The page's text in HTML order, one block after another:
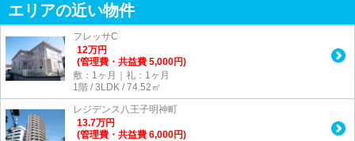
エリアの近い物件
フレッサC
12万円
(管理費・共益費 5,000円)
敷：1ヶ月｜礼：1ヶ月
1階 / 3LDK / 74.52㎡
レジデンス八王子明神町
13.7万円
(管理費・共益費 6,000円)